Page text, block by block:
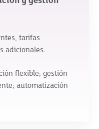
tarifas
adicionales.
flexible; gestión
automatización